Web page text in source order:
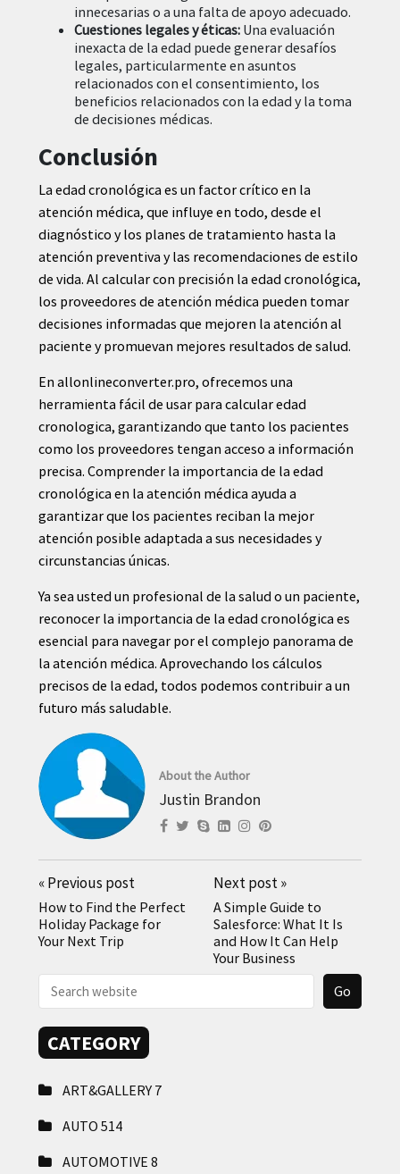
innecesarias o a una falta de apoyo adecuado.
Cuestiones legales y éticas:Una evaluación
inexacta de la edad puede generar desafíos
legales, particularmente en asuntos
relacionados con el consentimiento, los
beneficios relacionados con la edad y la toma
de decisiones médicas.
Conclusión
La edad cronológica es un factor crítico en la
atención médica, que influye en todo, desde el
diagnóstico y los planes de tratamiento hasta la
atención preventiva y las recomendaciones de estilo
de vida. Al calcular con precisión la edad cronológica,
los proveedores de atención médica pueden tomar
decisiones informadas que mejoren la atención al
paciente y promuevan mejores resultados de salud.
En allonlineconverter.pro, ofrecemos una
herramienta fácil de usar para calcular edad
cronologica, garantizando que tanto los pacientes
como los proveedores tengan acceso a información
precisa. Comprender la importancia de la edad
cronológica en la atención médica ayuda a
garantizar que los pacientes reciban la mejor
atención posible adaptada a sus necesidades y
circunstancias únicas.
Ya sea usted un profesional de la salud o un paciente,
reconocer la importancia de la edad cronológica es
esencial para navegar por el complejo panorama de
la atención médica. Aprovechando los cálculos
precisos de la edad, todos podemos contribuir a un
futuro más saludable.
About the Author
Justin Brandon
«Previous post
How to Find the Perfect
Holiday Package for
Your Next Trip
Next post»
A Simple Guide to
Salesforce: What It Is
and How It Can Help
Your Business
CATEGORY
ART&GALLERY 7
AUTO 514
AUTOMOTIVE 8